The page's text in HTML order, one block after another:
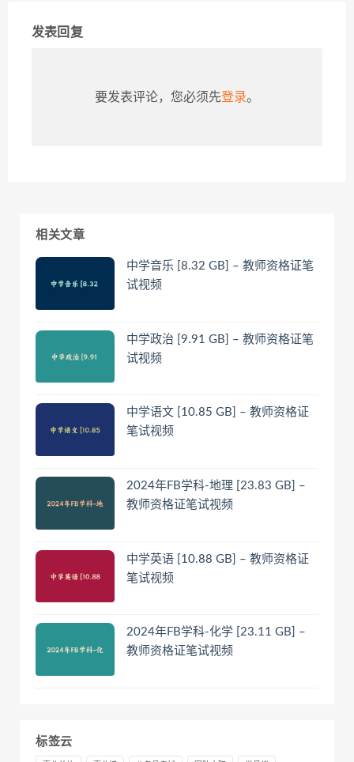
发表回复
要发表评论，您必须先登录。
相关文章
中学音乐 [8.32 GB] – 教师资格证笔
试视频
中学政治 [9.91 GB] – 教师资格证笔
试视频
中学语文 [10.85 GB] – 教师资格证
笔试视频
2024年FB学科-地理 [23.83 GB] –
教师资格证笔试视频
中学英语 [10.88 GB] – 教师资格证
笔试视频
2024年FB学科-化学 [23.11 GB] –
教师资格证笔试视频
标签云